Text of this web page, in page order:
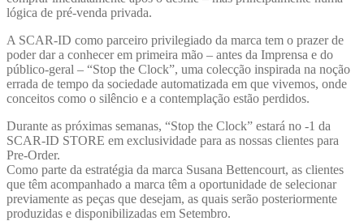
lógica de pré-venda privada.
A SCAR-ID como parceiro privilegiado da marca tem o prazer de
poder dar a conhecer em primeira mão – antes da Imprensa e do
público-geral – “Stop the Clock”, uma colecção inspirada na noção
errada de tempo da sociedade automatizada em que vivemos, onde
conceitos como o silêncio e a contemplação estão perdidos.
Durante as próximas semanas, “Stop the Clock” estará no -1 da
SCAR-ID STORE em exclusividade para as nossas clientes para
Pre-Order.
Como parte da estratégia da marca Susana Bettencourt, as clientes
que têm acompanhado a marca têm a oportunidade de selecionar
previamente as peças que desejam, as quais serão posteriormente
produzidas e disponibilizadas em Setembro.